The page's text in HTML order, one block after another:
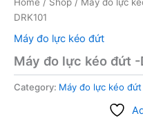
DRK101
Máy đo lực kéo đứt
Máy đo lực kéo đứt -
Category: Máy đo lực kéo đứt